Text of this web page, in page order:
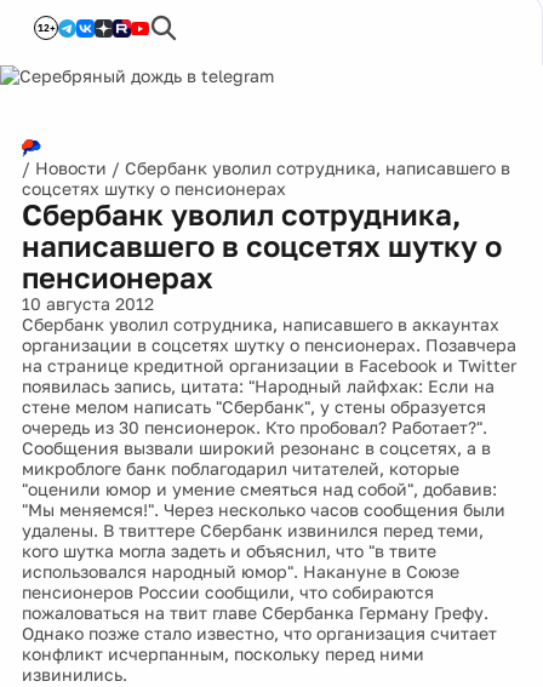
12+
/ Новости / Сбербанк уволил сотрудника, написавшего в
соцсетях шутку о пенсионерах
Сбербанк уволил сотрудника,
написавшего в соцсетях шутку о
пенсионерах
10 августа 2012
Сбербанк уволил сотрудника, написавшего в аккаунтах
организации в соцсетях шутку о пенсионерах. Позавчера
на странице кредитной организации в Facebook и Twitter
появилась запись, цитата: "Народный лайфхак: Если на
стене мелом написать "Сбербанк", у стены образуется
очередь из 30 пенсионерок. Кто пробовал? Работает?".
Сообщения вызвали широкий резонанс в соцсетях, а в
микроблоге банк поблагодарил читателей, которые
"оценили юмор и умение смеяться над собой", добавив:
"Мы меняемся!". Через несколько часов сообщения были
удалены. В твиттере Сбербанк извинился перед теми,
кого шутка могла задеть и объяснил, что "в твите
использовался народный юмор". Накануне в Союзе
пенсионеров России сообщили, что собираются
пожаловаться на твит главе Сбербанка Герману Грефу.
Однако позже стало известно, что организация считает
конфликт исчерпанным, поскольку перед ними
извинились.